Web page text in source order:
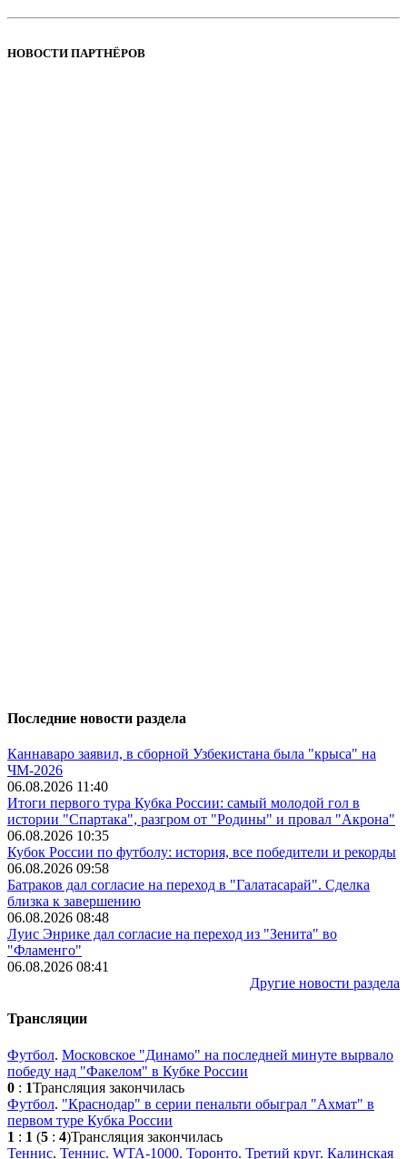
НОВОСТИ ПАРТНЁРОВ
Последние новости раздела
Каннаваро заявил, в сборной Узбекистана была "крыса" на
ЧМ-2026
06.08.2026 11:40
Итоги первого тура Кубка России: самый молодой гол в
истории "Спартака", разгром от "Родины" и провал "Акрона"
06.08.2026 10:35
Кубок России по футболу: история, все победители и рекорды
06.08.2026 09:58
Батраков дал согласие на переход в "Галатасарай". Сделка
близка к завершению
06.08.2026 08:48
Луис Энрике дал согласие на переход из "Зенита" во
"Фламенго"
06.08.2026 08:41
Другие новости раздела
Трансляции
Футбол. Московское "Динамо" на последней минуте вырвало
победу над "Факелом" в Кубке России
0 : 1Трансляция закончилась
Футбол. "Краснодар" в серии пенальти обыграл "Ахмат" в
первом туре Кубка России
1 : 1 (5 : 4)Трансляция закончилась
Теннис. Теннис. WTA-1000. Торонто. Третий круг. Калинская